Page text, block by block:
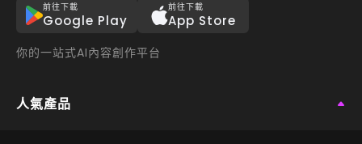
前往下載
Google Play
前往下載
App Store
你的一站式AI內容創作平台
人氣產品